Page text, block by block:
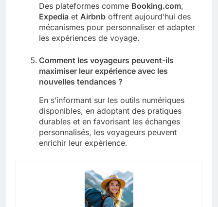
Des plateformes comme Booking.com,
Expedia et Airbnb offrent aujourd’hui des
mécanismes pour personnaliser et adapter
les expériences de voyage.
Comment les voyageurs peuvent-ils
maximiser leur expérience avec les
nouvelles tendances ?
En s’informant sur les outils numériques
disponibles, en adoptant des pratiques
durables et en favorisant les échanges
personnalisés, les voyageurs peuvent
enrichir leur expérience.